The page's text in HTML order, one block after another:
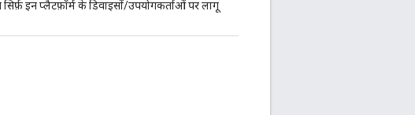
इन प्लैटफ़ॉर्म के डिवाइसों/उपयोगकर्ताओं पर लागू